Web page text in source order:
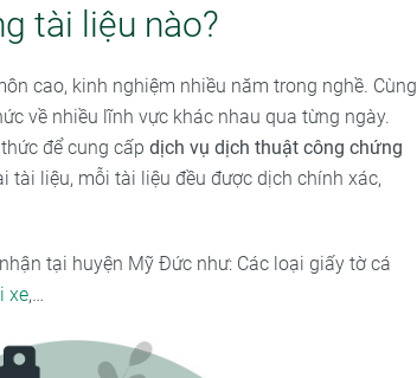
tài liệu nào?
cao, kinh nghiệm nhiều năm trong nghề. Cùng
về nhiều lĩnh vực khác nhau qua từng ngày.
để cung cấp dịch vụ dịch thuật công chứng
tài liệu, mỗi tài liệu đều được dịch chính xác,
tại huyện Mỹ Đức như: Các loại giấy tờ cá
xe,…